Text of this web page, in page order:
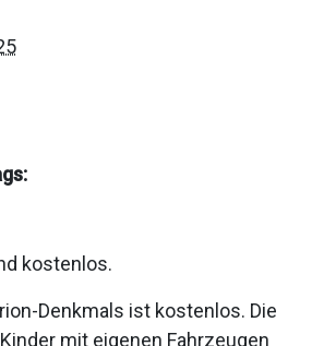
kostenlos.
Denkmals ist kostenlos. Die
mit eigenen Fahrzeugen